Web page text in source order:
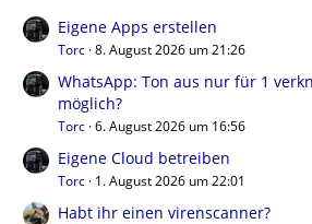
Eigene Apps erstellen
Torc 8. August 2026 um 21:26
WhatsApp: Ton aus nur für 1
möglich?
Torc 6. August 2026 um 16:56
Eigene Cloud betreiben
Torc 1. August 2026 um 22:01
Habt ihr einen virenscanner?